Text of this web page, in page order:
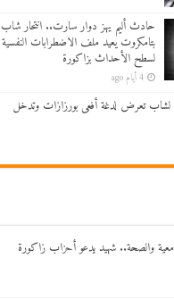
حادث أليم يهز دوار سارت.. انتحار شاب
بتامكروت يعيد ملف الاضطرابات النفسية
لسطح الأحداث بزاكورة
4 أيام ago
لشاب تعرض لدغة أفعى بورزازات وتدخل
والصحة.. شهيد يدعو أحزاب زاكورة